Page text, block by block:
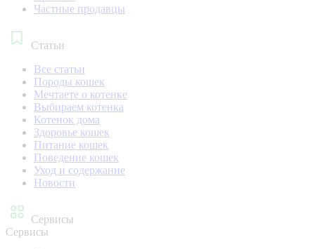
Частные продавцы
Статьи
Все статьи
Породы кошек
Мечтаете о котенке
Выбираем котенка
Котенок дома
Здоровье кошек
Питание кошек
Поведение кошек
Уход и содержание
Новости
Сервисы
Сервисы